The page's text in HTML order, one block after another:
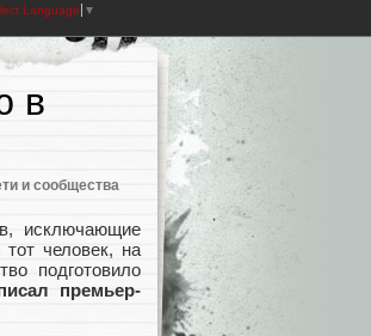
Language ▼
в
и сообщества
исключающие
человек, на
подготовило
премьер-